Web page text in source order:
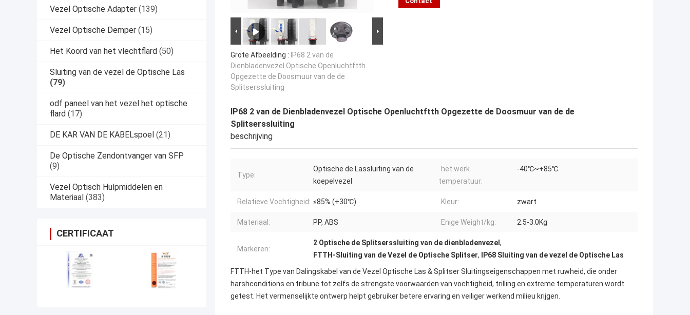
Vezel Optische Adapter (139)
Vezel Optische Demper (15)
Het Koord van het vlechtflard (50)
Sluiting van de vezel de Optische Las
(79)
odf paneel van het vezel het optische
flard (17)
DE KAR VAN DE KABELspoel (21)
De Optische Zendontvanger van SFP
(9)
Vezel Optisch Hulpmiddelen en
Materiaal (383)
CERTIFICAAT
Grote Afbeelding : IP68 2 van de
Dienbladenvezel Optische Openluchtftth
Opgezette de Doosmuur van de de
Splitserssluiting
IP68 2 van de Dienbladenvezel Optische Openluchtftth Opgezette de Doosmuur van de de
Splitserssluiting
beschrijving
Type:
Optische de Lassluiting van de
koepelvezel
het werk
temperatuur:
-40℃~+85℃
Relatieve Vochtigheid: ≤85% (+30℃) Kleur: zwart
Materiaal: PP, ABS Enige Weight/kg: 2.5-3.0Kg
Markeren:
2 Optische de Splitserssluiting van de dienbladenvezel ,
FTTH-Sluiting van de Vezel de Optische Splitser,
IP68 Sluiting van de vezel de Optische Las
FTTH-het Type van Dalingskabel van de Vezel Optische Las & Splitser Sluitingseigenschappen met ruwheid, die onder
harshconditions en tribune tot zelfs de strengste voorwaarden van vochtigheid, trilling en extreme temperaturen wordt
getest. Het vermenselijkte ontwerp helpt gebruiker betere ervaring en veiliger werkend milieu krijgen.